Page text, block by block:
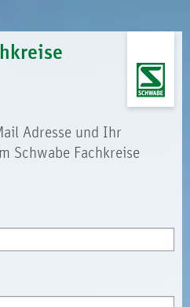
Adresse und Ihr
Schwabe Fachkreise